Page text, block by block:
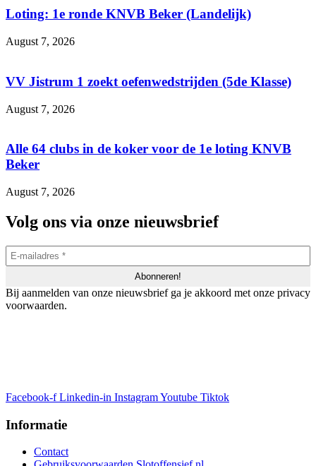
Loting: 1e ronde KNVB Beker (Landelijk)
August 7, 2026
VV Jistrum 1 zoekt oefenwedstrijden (5de Klasse)
August 7, 2026
Alle 64 clubs in de koker voor de 1e loting KNVB
Beker
August 7, 2026
Volg ons via onze nieuwsbrief
Bij aanmelden van onze nieuwsbrief ga je akkoord met onze privacy
voorwaarden.
Facebook-f Linkedin-in InstagramYoutube Tiktok
Informatie
Contact